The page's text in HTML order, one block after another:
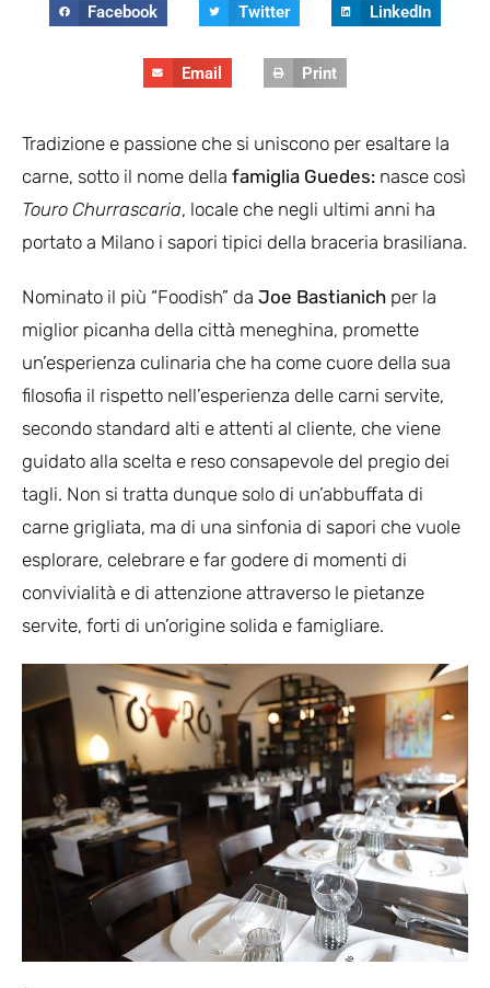
Facebook Twitter LinkedIn
Email Print
Tradizione e passione che si uniscono per esaltare la
carne, sotto il nome della famiglia Guedes: nasce così
Touro Churrascaria, locale che negli ultimi anni ha
portato a Milano i sapori tipici della braceria brasiliana.
Nominato il più “Foodish” da Joe Bastianich per la
miglior picanha della città meneghina, promette
un’esperienza culinaria che ha come cuore della sua
filosofia il rispetto nell’esperienza delle carni servite,
secondo standard alti e attenti al cliente, che viene
guidato alla scelta e reso consapevole del pregio dei
tagli. Non si tratta dunque solo di un’abbuffata di
carne grigliata, ma di una sinfonia di sapori che vuole
esplorare, celebrare e far godere di momenti di
convivialità e di attenzione attraverso le pietanze
servite, forti di un’origine solida e famigliare.